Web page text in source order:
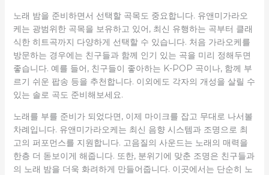
노래 밤을 준비하면서 선택할 곡목도 중요합니다. 유앤미가라오
케는 광범위한 곡목을 보유하고 있어, 최신 유행하는 곡부터 클래
식한 히트곡까지 다양하게 선택할 수 있습니다. 처음 가라오케를
방문하는 경우에는 친구들과 함께 인기 있는 곡을 미리 정해두면
좋습니다. 예를 들어, 친구들이 좋아하는 K-POP 곡이나, 함께 부
르기 쉬운 팝송 등을 추천합니다. 이외에도 각자의 개성을 살릴 수
있는 솔로 곡도 준비해보세요.
노래를 부를 준비가 되었다면, 이제 마이크를 잡고 무대로 나서볼
차례입니다. 유앤미가라오케는 최신 음향 시스템과 조명으로 최
고의 퍼포먼스를 지원합니다. 고음질의 사운드는 노래의 매력을
한층 더 돋보이게 해줍니다. 또한, 분위기에 맞춘 조명은 친구들과
의 노래 밤을 더욱 화려하게 만들어줍니다. 이곳에서는 단순히 노